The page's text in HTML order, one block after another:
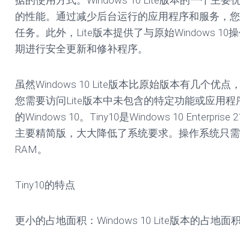
络
工
具
具
安
卓
工
具
的性能。通过减少后台运行的应用程序和服务，
任务。此外，Lite版本提供了与原始Windows 10
期进行安全更新和修补程序。
虽然Windows 10 Lite版本比原始版本有几个优点
您需要访问Lite版本中未包含的特定功能或应用
的Windows 10。Tiny10是Windows 10 Enterprise
主要精简版，大大降低了系统要求。操作系统只
RAM。
Tiny10的特点
更小的占地面积：Windows 10 Lite版本的占地面